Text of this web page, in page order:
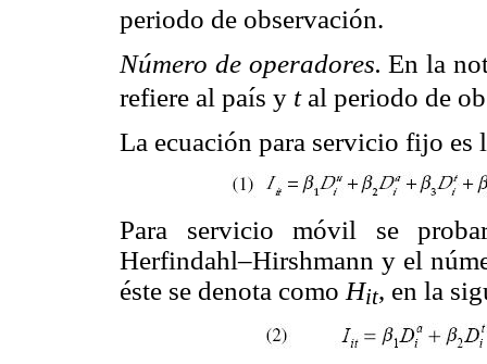
periodo de observación.
Número de operadores.En la
refiere al país y t al periodo de
La ecuación para servicio fijo es
Para servicio móvil se
Herfindahl–Hirshmann y el
éste se denota como Hit, en la